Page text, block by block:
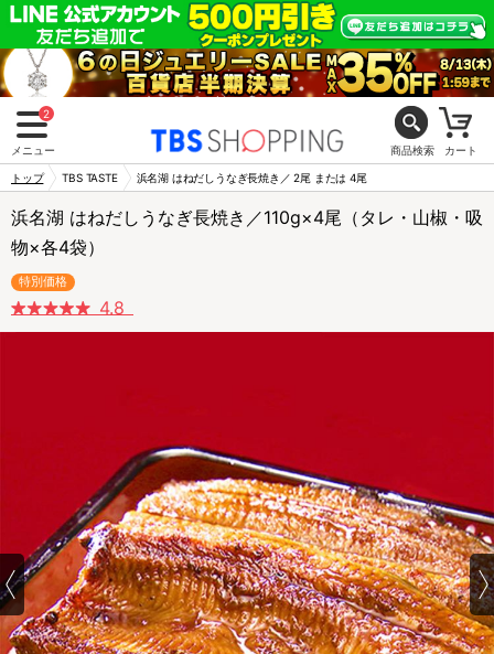
2
メニュー 商品検索 カート
トップ TBS TASTE 浜名湖 はねだしうなぎ長焼き／ 2尾 または 4尾
浜名湖 はねだしうなぎ長焼き／110g×4尾（タレ・山椒・吸
物×各4袋）
特別価格
4.8